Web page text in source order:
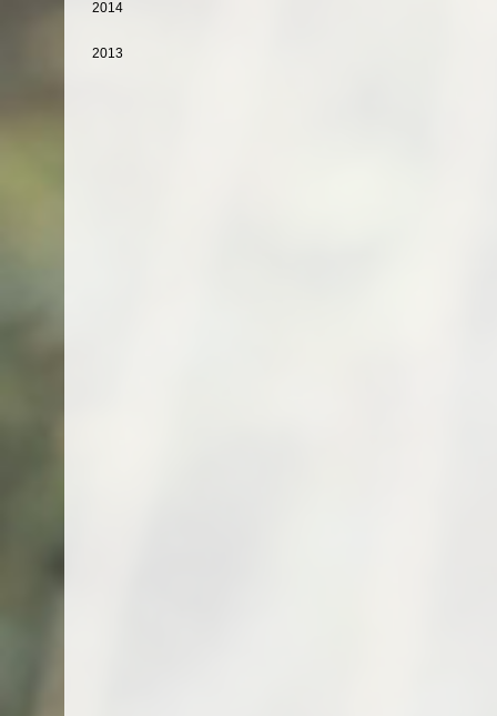
2014
2013